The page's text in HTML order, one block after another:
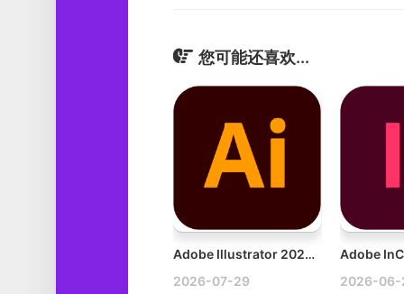
您可能还喜欢...
Adobe Illustrator 2026 v30.6.0 Mac 适配M1破解版下载
2026-07-29
2026-06-